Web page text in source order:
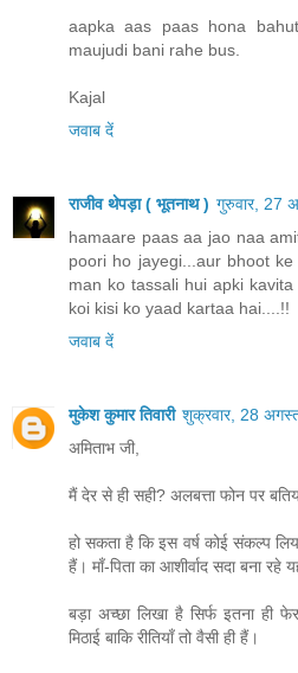
aapka aas paas hona
maujudi bani rahe bus.
Kajal
जवाब दें
राजीव थेपड़ा ( भूतनाथ ) गुरुवार, 27
hamaare paas aa jao naa
poori ho jayegi...aur bhoot
man ko tassali hui apki
koi kisi ko yaad kartaa hai....!!
जवाब दें
मुकेश कुमार तिवारी शुक्रवार, 28
अमिताभ जी,
मैं देर से ही सही? अलबत्ता फोन पर
हो सकता है कि इस वर्ष कोई संकल्प
हैं। माँ-पिता का आशीर्वाद सदा बना रहे
बड़ा अच्छा लिखा है सिर्फ इतना
मिठाई बाकि रीतियाँ तो वैसी ही हैं।